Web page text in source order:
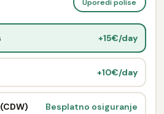
Uporedi polise
+15€/day
+10€/day
Besplatno osiguranje